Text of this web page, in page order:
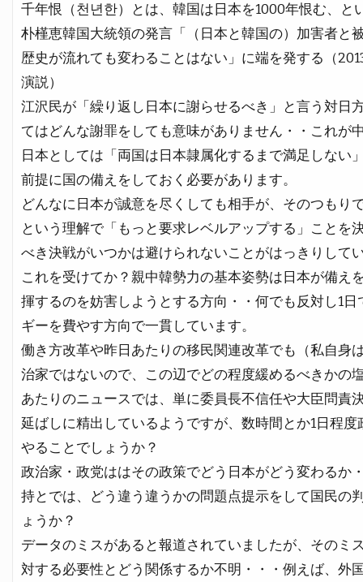
千年恨（천년한）とは、韓国は日本を1000年恨む、と
朴槿恵韓国大統領の発言「（日本と韓国の）加害者と
歴史が流れても変わることはない」に端を発する（
演説）
江沢民が「繰り返し日本に謝らせるべき」と言う対日
てはどんな謝罪をしても意味がありません・・これが
日本としては「両国は日本隷属化するまで満足しない
前提に国の備えをしておく必要があります。
どんなに日本が誠意を尽くしても相手が、そのつもり
という理解で「もっと要求レベルアップする」ことを
べき決戦がいつかは避けられないことがはっきりして
これを受けてか？親中韓勢力の基本姿勢は日本が備え
揮するのを妨害しようとする方向・・何でも反対し1
ギーを費やす方向で一貫しています。
働き方改革や昨日あたりの移民関連改革でも（私自身
治家ではないので、この辺でどの程度緩めるべきかの
あたりのニュースでは、単に委員長不信任や大臣問責
延ばしに精出しているようですが、数時間とか1日程
やることでしょうか？
政治家・政党ははその政策でどう日本がどう変わるか
持とでは、どう違う違うかの問題点提示をして国民の
ょうか？
データのミスがあると報道されていましたが、そのミ
対する必要性とどう関係するか不明・・・例えば、外